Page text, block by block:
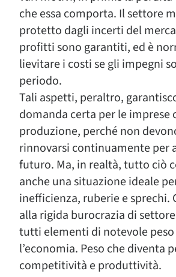
che essa comporta. Il settore
protetto dagli incerti del
profitti sono garantiti, ed è
lievitare i costi se gli impegni
periodo.
Tali aspetti, peraltro,
domanda certa per le imprese
produzione, perché non
rinnovarsi continuamente per
futuro. Ma, in realtà, tutto ciò
anche una situazione ideale
inefficienza, ruberie e sprechi.
alla rigida burocrazia di
tutti elementi di notevole
l’economia. Peso che diventa
competitività e produttività.